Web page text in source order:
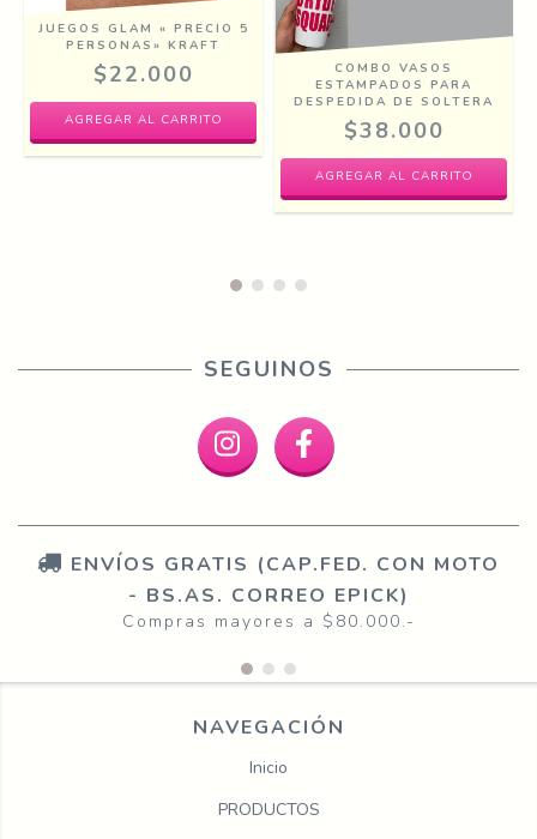
JUEGOS GLAM « PRECIO 5
PERSONAS» KRAFT
$22.000
COMBO VASOS
ESTAMPADOS PARA
DESPEDIDA DE SOLTERA
$38.000
AGREGAR AL CARRITO
SEGUINOS
ENVÍOS GRATIS (CAP.FED. CON MOTO
- BS.AS. CORREO EPICK)
Compras mayores a $80.000.-
NAVEGACIÓN
Inicio
PRODUCTOS